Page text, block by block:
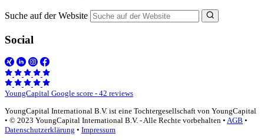
Suche auf der Website
Social
YoungCapital Google score - 42 reviews
YoungCapital International B.V. ist eine Tochtergesellschaft von YoungCapital
• © 2023 YoungCapital International B.V. - Alle Rechte vorbehalten • AGB •
Datenschutzerklärung • Impressum